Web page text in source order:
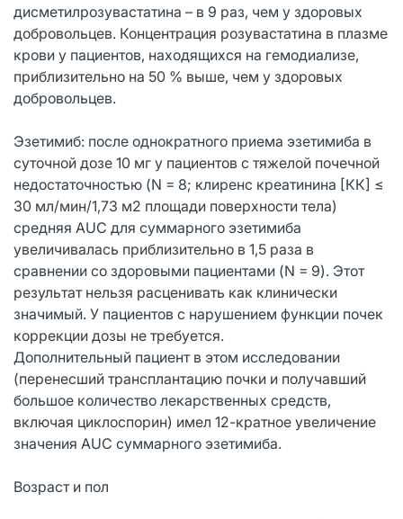
дисметилрозувастатина – в 9 раз, чем у здоровых
добровольцев. Концентрация розувастатина в плазме
крови у пациентов, находящихся на гемодиализе,
приблизительно на 50 % выше, чем у здоровых
добровольцев.
Эзетимиб: после однократного приема эзетимиба в
суточной дозе 10 мг у пациентов с тяжелой почечной
недостаточностью (N = 8; клиренс креатинина [КК] ≤
30 мл/мин/1,73 м2 площади поверхности тела)
средняя AUC для суммарного эзетимиба
увеличивалась приблизительно в 1,5 раза в
сравнении со здоровыми пациентами (N = 9). Этот
результат нельзя расценивать как клинически
значимый. У пациентов с нарушением функции почек
коррекции дозы не требуется.
Дополнительный пациент в этом исследовании
(перенесший трансплантацию почки и получавший
большое количество лекарственных средств,
включая циклоспорин) имел 12-кратное увеличение
значения AUC суммарного эзетимиба.
Возраст и пол